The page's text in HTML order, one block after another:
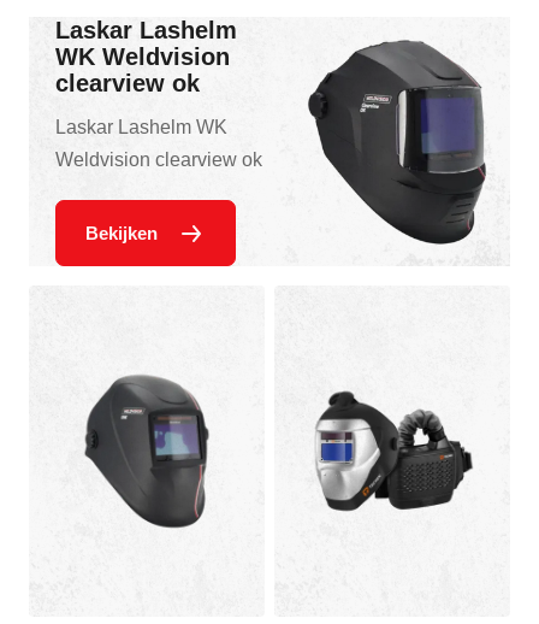
Laskar Lashelm
WK Weldvision
clearview ok
Laskar Lashelm WK
Weldvision clearview ok
Bekijken